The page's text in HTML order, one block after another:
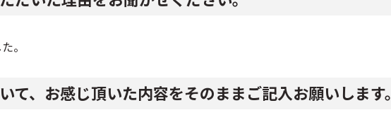
。
て、お感じ頂いた内容をそのままご記入お願いします。